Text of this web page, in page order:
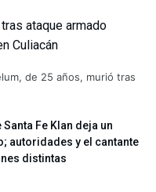
ataque armado
Culiacán
de 25 años, murió tras
Santa Fe Klan deja un
autoridades y el cantante
distintas